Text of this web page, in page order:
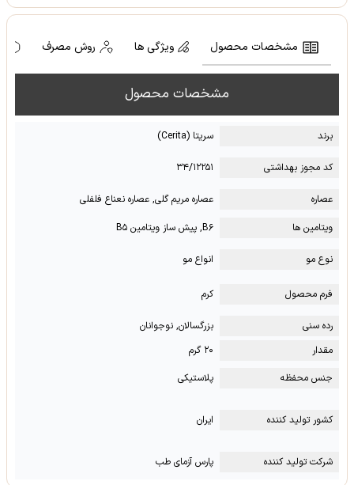
مشخصات محصول ویژگی ها روش مصرف
مشخصات محصول
برند سریتا (Cerita)
کد مجوز بهداشتی ۳۴/۱۲۲۵۱
عصاره
عصاره مریم گلی, عصاره نعناع فلفلی
ویتامین ها
B۶, پیش ساز ویتامین B۵
نوع مو انواع مو
فرم محصول کرم
رده سنی
بزرگسالان, نوجوانان
مقدار
۲۰ گرم
جنس محفظه
پلاستیکی
کشور تولید کننده ایران
شرکت تولید کننده پارس آزمای طب